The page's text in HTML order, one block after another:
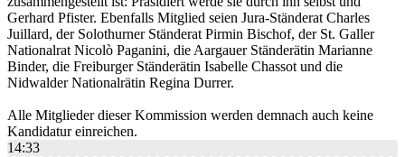
Gerhard Pfister. Ebenfalls Mitglied seien Jura-Ständerat Charles
Juillard, der Solothurner Ständerat Pirmin Bischof, der St. Galler
Nationalrat Nicolò Paganini, die Aargauer Ständerätin Marianne
Binder, die Freiburger Ständerätin Isabelle Chassot und die
Nidwalder Nationalrätin Regina Durrer.
Alle Mitglieder dieser Kommission werden demnach auch keine
Kandidatur einreichen.
14:33